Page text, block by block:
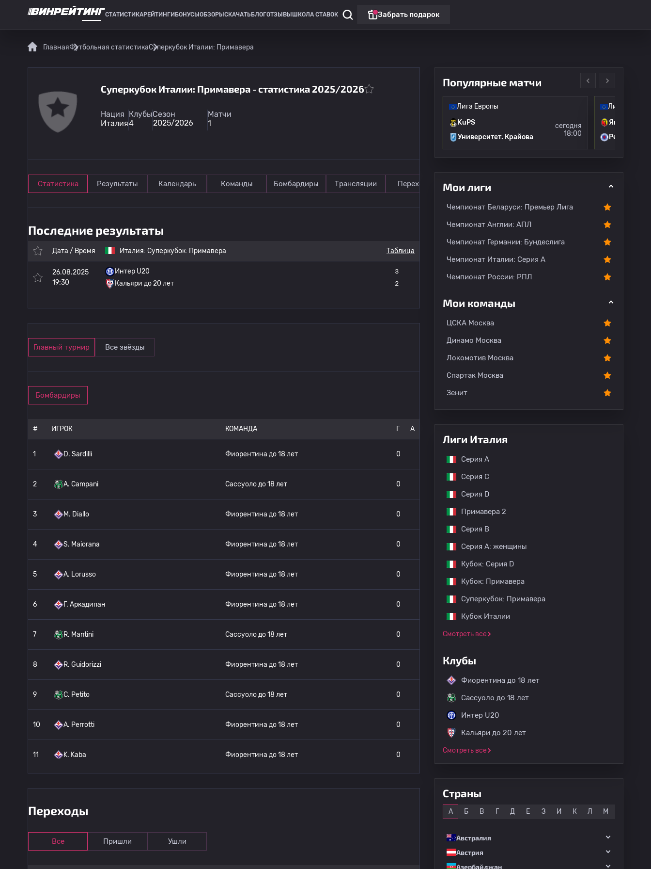
СТАТИСТИКАРЕЙТИНГИ БОНУСЫ ОБЗОРЫ СКАЧАТЬ БЛОГОТЗЫВЫ ШКОЛА СТАВОК Забрать подарок
ГлавнаяФутбольная статистикаСуперкубок Италии: Примавера
Суперкубок Италии: Примавера - статистика 2025/2026
Нация
Италия
Клубы
4
Сезон
2025/2026
Матчи
1
Статистика Результаты Календарь Команды Бомбардиры Трансляции Переходы Все игроки
Последние результаты
Дата / Время Италия: Суперкубок: Примавера Таблица
26.08.2025
19:30
Интер U20
Кальяри до 20 лет
3
2
Главный турнир Все звёзды
Бомбардиры
# ИГРОК КОМАНДА Г A
1 D. Sardilli Фиорентина до 18 лет 0
2 A. Campani Сассуоло до 18 лет 0
3 M. Diallo Фиорентина до 18 лет 0
4 S. Maiorana Фиорентина до 18 лет 0
5 A. Lorusso Фиорентина до 18 лет 0
6 Г. Аркадипан Фиорентина до 18 лет 0
7 R. Mantini Сассуоло до 18 лет 0
8 R. Guidorizzi Фиорентина до 18 лет 0
9 C. Petito Сассуоло до 18 лет 0
10 A. Perrotti Фиорентина до 18 лет 0
11 K. Kaba Фиорентина до 18 лет 0
13 N. Turnone
G. Puzzoli
Переходы
Все Пришли Ушли
Популярные матчи
Лига Европы
KuPS
Университет. Крайова
сегодня
18:00
Лига Европы
Ягеллония
Рейнджерс
Мои лиги
Чемпионат Беларуси: Премьер Лига
Чемпионат Англии: АПЛ
Чемпионат Германии: Бундеслига
Чемпионат Италии: Серия А
Чемпионат России: РПЛ
Мои команды
ЦСКА Москва
Динамо Москва
Локомотив Москва
Спартак Москва
Зенит
Лиги Италия
Серия А
Серия C
Серия D
Примавера 2
Серия B
Серия A: женщины
Кубок: Серия D
Кубок: Примавера
Суперкубок: Примавера
Кубок Италии
Смотреть все
Клубы
Фиорентина до 18 лет
Сассуоло до 18 лет
Интер U20
Кальяри до 20 лет
Смотреть все
Страны
А Б В Г Д Е З И К Л М
Австралия
Австрия
Азербайджан